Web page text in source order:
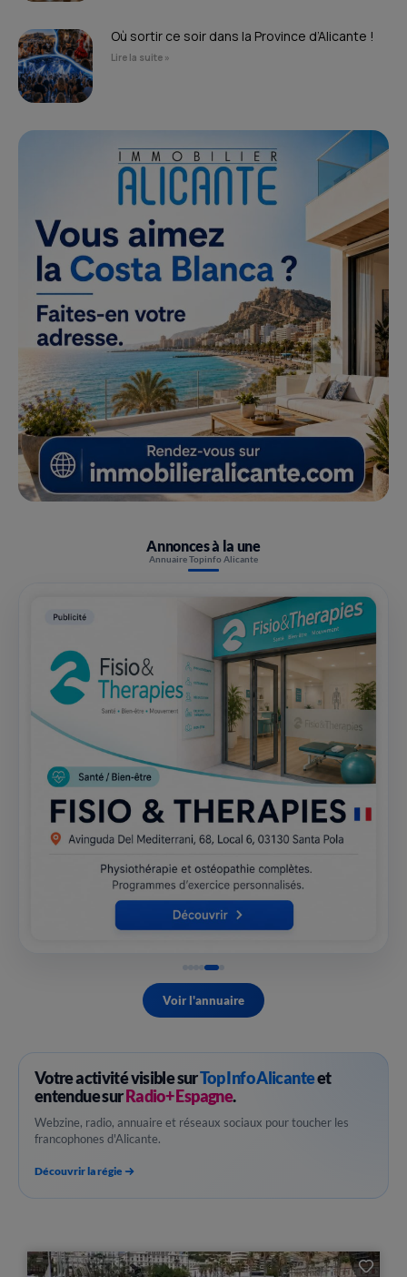
Où sortir ce soir dans la Province d’Alicante !
Lire la suite »
Annonces à la une
Annuaire Topinfo Alicante
Voir l'annuaire
Votre activité visible surTop Info Alicanteet
entendue surRadio+ Espagne.
Webzine, radio, annuaire et réseaux sociaux pour toucher les
francophones d'Alicante.
Découvrir la régie